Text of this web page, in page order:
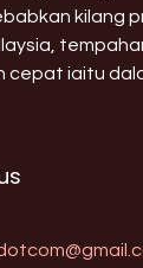
kilang
cepat iaitu